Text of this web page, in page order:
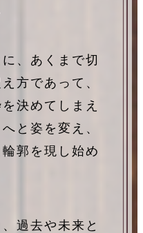
、あくまで切
方であって、
決めてしまえ
と姿を変え、
郭を現し始め
過去や未来と